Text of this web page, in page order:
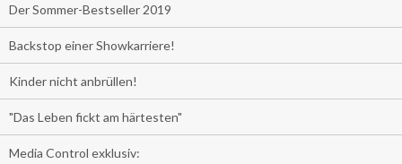
Der Sommer-Bestseller 2019
Backstop einer Showkarriere!
Kinder nicht anbrüllen!
"Das Leben fickt am härtesten"
Media Control exklusiv: